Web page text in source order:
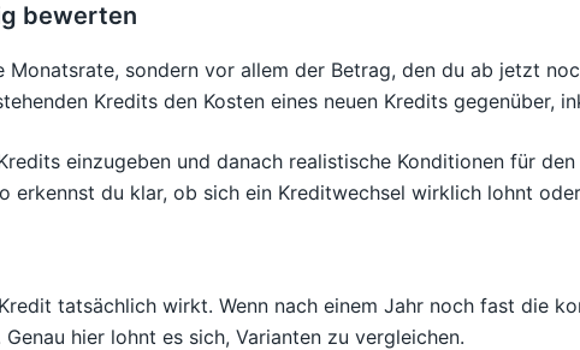
bewerten
Monatsrate, sondern vor allem der Betrag, den du ab jetzt
Kredits den Kosten eines neuen Kredits gegenüber,
einzugeben und danach realistische Konditionen für
erkennst du klar, ob sich ein Kreditwechsel wirklich lohnt
tatsächlich wirkt. Wenn nach einem Jahr noch fast die
hier lohnt es sich, Varianten zu vergleichen.